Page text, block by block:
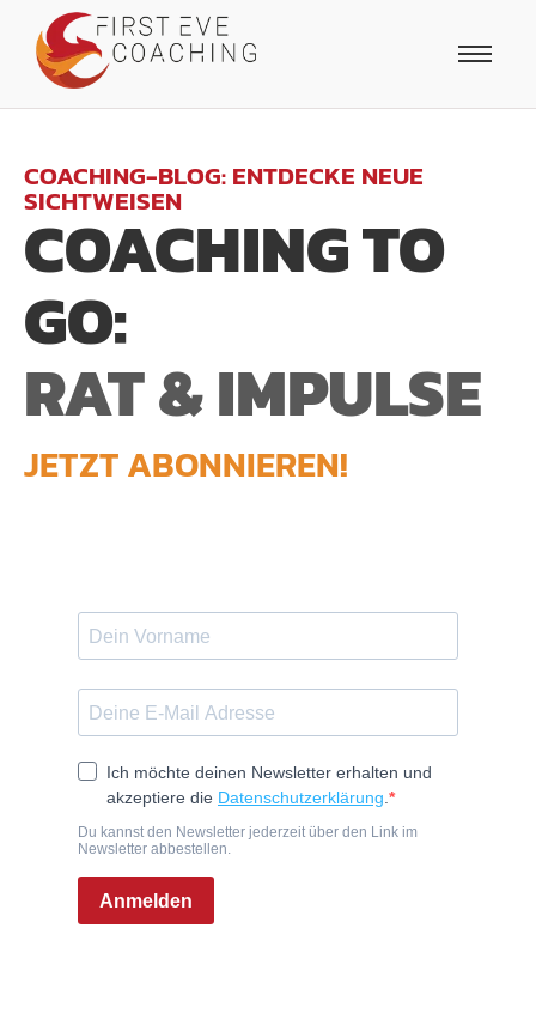
COACHING-BLOG: ENTDECKE NEUE
SICHTWEISEN
COACHING TO
GO:
RAT & IMPULSE
JETZT ABONNIEREN!